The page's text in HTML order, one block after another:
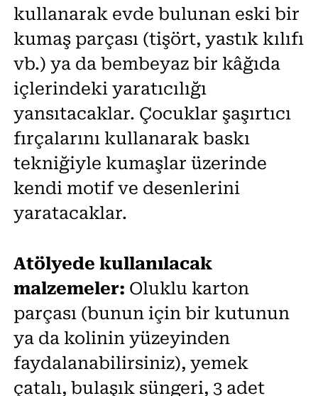
kullanarak evde bulunan eski bir
kumaş parçası (tişört, yastık kılıfı
vb.) ya da bembeyaz bir kâğıda
içlerindeki yaratıcılığı
yansıtacaklar. Çocuklar şaşırtıcı
fırçalarını kullanarak baskı
tekniğiyle kumaşlar üzerinde
kendi motif ve desenlerini
yaratacaklar.
Atölyede kullanılacak
malzemeler: Oluklu karton
parçası (bunun için bir kutunun
ya da kolinin yüzeyinden
faydalanabilirsiniz), yemek
çatalı, bulaşık süngeri, 3 adet